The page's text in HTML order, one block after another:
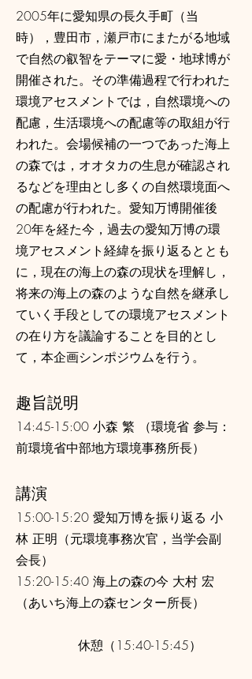
2005年に愛知県の長久手町（当
時），豊田市，瀬戸市にまたがる地域
で自然の叡智をテーマに愛・地球博が
開催された。その準備過程で行われた
環境アセスメントでは，自然環境への
配慮，生活環境への配慮等の取組が行
われた。会場候補の一つであった海上
の森では，オオタカの生息が確認され
るなどを理由とし多くの自然環境面へ
の配慮が行われた。愛知万博開催後
20年を経た今，過去の愛知万博の環
境アセスメント経緯を振り返るととも
に，現在の海上の森の現状を理解し，
将来の海上の森のような自然を継承し
ていく手段としての環境アセスメント
の在り方を議論することを目的とし
て，本企画シンポジウムを行う。
​趣旨説明
14:45-15:00 小森 繁 （環境省 参与：
前環境省中部地方環境事務所長）
講演
15:00-15:20 愛知万博を振り返る 小
林 正明（元環境事務次官，当学会副
会長）
15:20-15:40 海上の森の今 大村 宏
（あいち海上の森センター所長）
休憩（15:40-15:45）